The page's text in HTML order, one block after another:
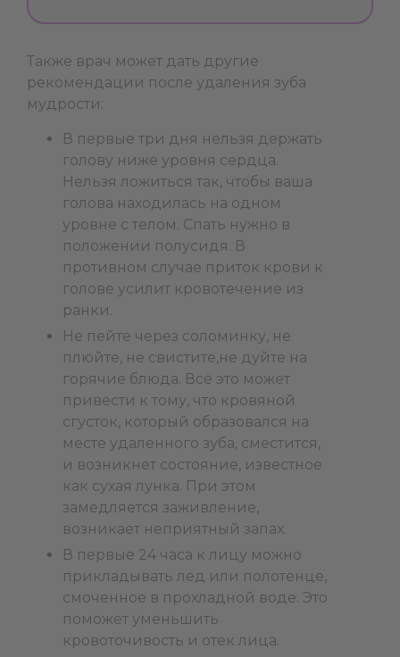
Также врач может дать другие
рекомендации после удаления зуба
мудрости:
В первые три дня нельзя держать
голову ниже уровня сердца.
Нельзя ложиться так, чтобы ваша
голова находилась на одном
уровне с телом. Спать нужно в
положении полусидя. В
противном случае приток крови к
голове усилит кровотечение из
ранки.
Не пейте через соломинку, не
плюйте, не свистите,не дуйте на
горячие блюда. Всё это может
привести к тому, что кровяной
сгусток, который образовался на
месте удаленного зуба, сместится,
и возникнет состояние, известное
как сухая лунка. При этом
замедляется заживление,
возникает неприятный запах.
В первые 24 часа к лицу можно
прикладывать лед или полотенце,
смоченное в прохладной воде. Это
поможет уменьшить
кровоточивость и отек лица.